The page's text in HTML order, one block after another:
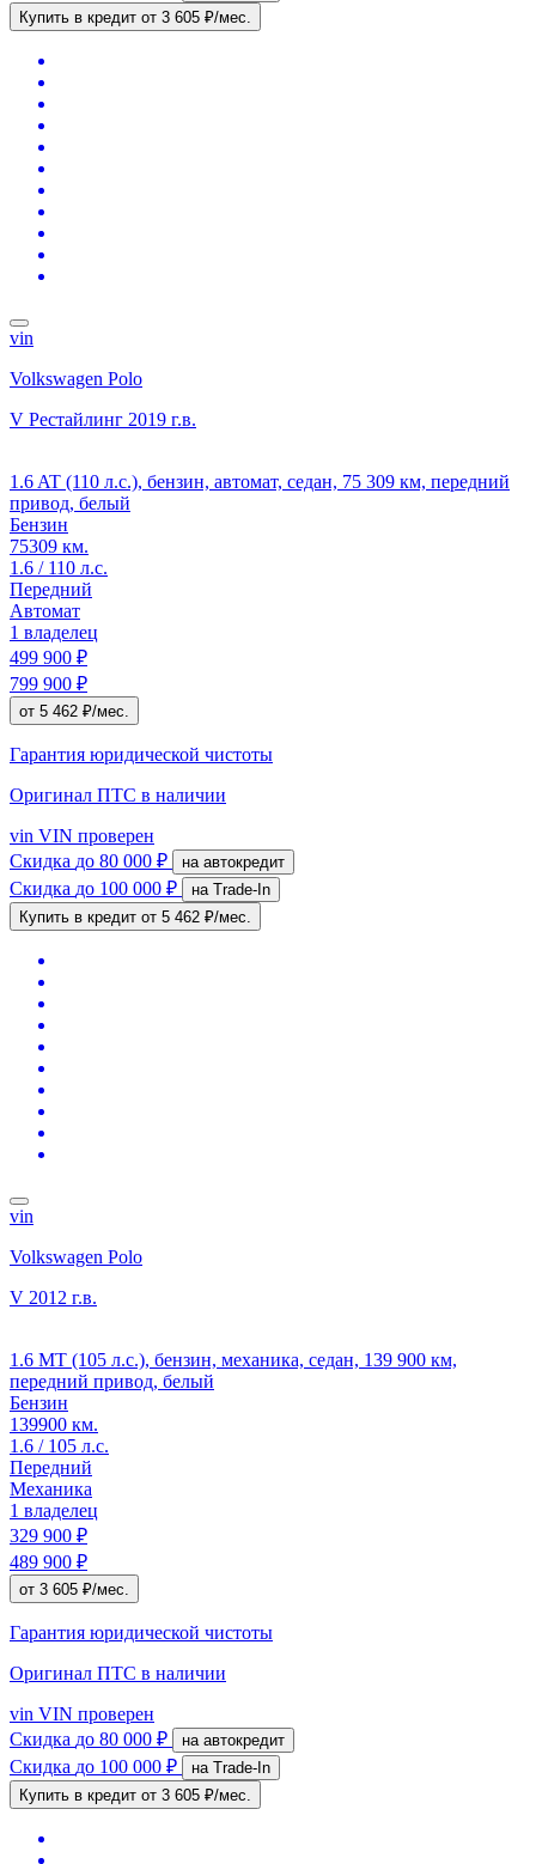
Купить в кредит от 3 605 ₽/мес.
vin
Volkswagen Polo
V Рестайлинг 2019 г.в.
1.6 AT (110 л.с.), бензин, автомат, седан, 75 309 км, передний
привод, белый
Бензин
75309 км.
1.6 / 110 л.с.
Передний
Автомат
1 владелец
499 900 ₽
799 900 ₽
от 5 462 ₽/мес.
Гарантия юридической чистоты
Оригинал ПТС в наличии
vin VIN проверен
Скидка до 80 000 ₽ на автокредит
Скидка до 100 000 ₽
на Trade-In
Купить в кредит от 5 462 ₽/мес.
vin
Volkswagen Polo
V 2012 г.в.
1.6 MT (105 л.с.), бензин, механика, седан, 139 900 км,
передний привод, белый
Бензин
139900 км.
1.6 / 105 л.с.
Передний
Механика
1 владелец
329 900 ₽
489 900 ₽
от 3 605 ₽/мес.
Гарантия юридической чистоты
Оригинал ПТС в наличии
vin VIN проверен
Скидка до 80 000 ₽ на автокредит
Скидка до 100 000 ₽
на Trade-In
Купить в кредит от 3 605 ₽/мес.